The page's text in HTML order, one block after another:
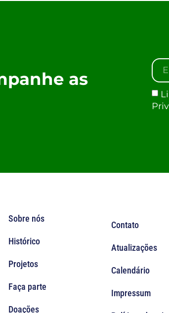
as
Sobre nós
Histórico
Projetos
Faça parte
Doações
Contato
Atualizações
Calendário
Impressum